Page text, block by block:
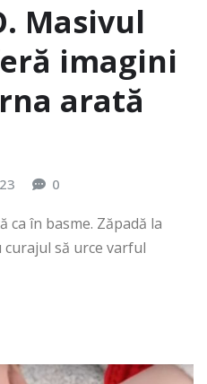
Masivul
imagini
arată
0
ca în basme. Zăpadă la
curajul să urce varful